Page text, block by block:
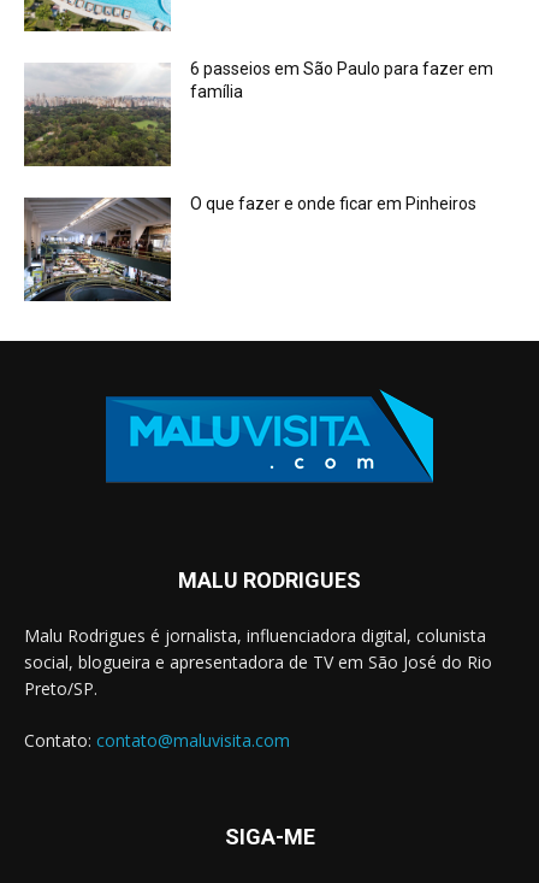
6 passeios em São Paulo para fazer em
família
O que fazer e onde ficar em Pinheiros
MALU RODRIGUES
Malu Rodrigues é jornalista, influenciadora digital, colunista
social, blogueira e apresentadora de TV em São José do Rio
Preto/SP.
Contato: contato@maluvisita.com
SIGA-ME